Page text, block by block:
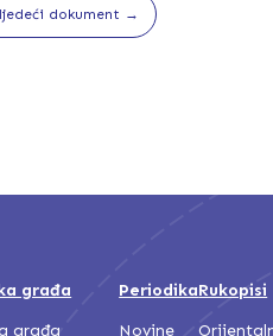
dokument →
građa
građa
Periodika
Novine
Rukopisi